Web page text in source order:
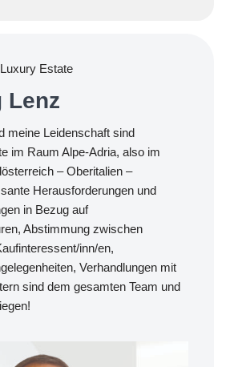
Estate
Lenz
meine Leidenschaft sind
im Raum Alpe-Adria, also im
– Oberitalien –
Herausforderungen und
in Bezug auf
Abstimmung zwischen
inn/en,
Verhandlungen mit
sind dem gesamten Team und